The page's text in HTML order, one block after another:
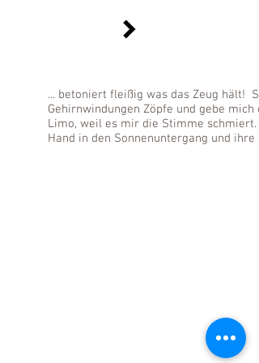
... betoniert fleißig was das Zeug hält!
Gehirnwindungen Zöpfe und gebe
Limo, weil es mir die Stimme
Hand in den Sonnenuntergang und